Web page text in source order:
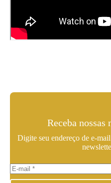
Receba nossas
Digite seu endereço de e-